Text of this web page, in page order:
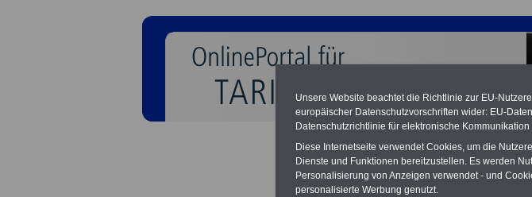
Unsere Website beachtet die Richtlinie zur EU-
europäischer Datenschutzvorschriften wider: EU-
Datenschutzrichtlinie für elektronische
Diese Internetseite verwendet Cookies, um die
Dienste und Funktionen bereitzustellen. Es werden
Personalisierung von Anzeigen verwendet - und
personalisierte Werbung genutzt.